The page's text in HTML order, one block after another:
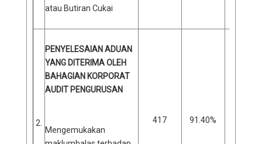
atau Butiran Cukai
2.
PENYELESAIAN ADUAN
YANG DITERIMA OLEH
BAHAGIAN KORPORAT
AUDIT PENGURUSAN
Mengemukakan
417 91.40%